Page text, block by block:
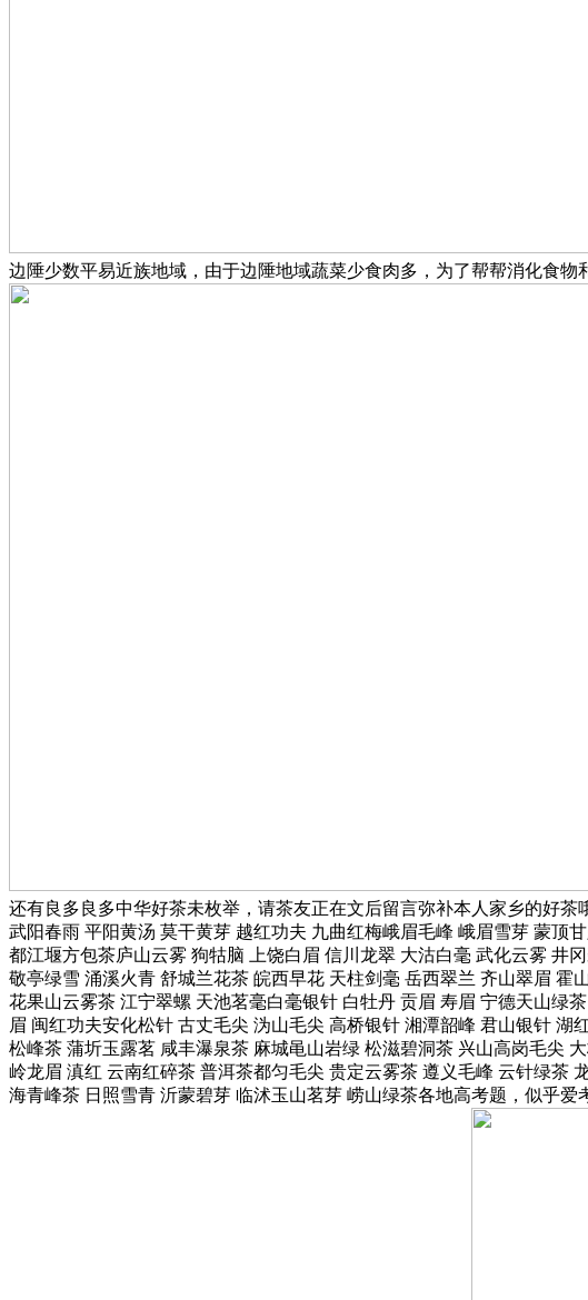
边陲少数平易近族地域，由于边陲地域蔬菜少食肉多，为了帮帮消化食物
还有良多良多中华好茶未枚举，请茶友正在文后留言弥补本人家乡的好
武阳春雨 平阳黄汤 莫干黄芽 越红功夫 九曲红梅峨眉毛峰 峨眉雪芽 蒙顶
都江堰方包茶庐山云雾 狗牯脑 上饶白眉 信川龙翠 大沽白毫 武化云雾 井
敬亭绿雪 涌溪火青 舒城兰花茶 皖西早花 天柱剑毫 岳西翠兰 齐山翠眉
花果山云雾茶 江宁翠螺 天池茗毫白毫银针 白牡丹 贡眉 寿眉 宁德天山绿
眉 闽红功夫安化松针 古丈毛尖 沩山毛尖 高桥银针 湘潭韶峰 君山银针
松峰茶 蒲圻玉露茗 咸丰瀑泉茶 麻城黾山岩绿 松滋碧洞茶 兴山高岗毛尖
岭龙眉 滇红 云南红碎茶 普洱茶都匀毛尖 贵定云雾茶 遵义毛峰 云针绿茶
海青峰茶 日照雪青 沂蒙碧芽 临沭玉山茗芽 崂山绿茶各地高考题，似乎